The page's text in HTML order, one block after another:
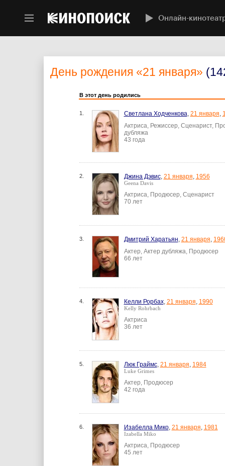
Онлайн-
День рождения «21 января»
В этот день родились
1. Светлана Ходченкова, 21 января,
Актриса, Режиссер, Сценарист,
дубляжа
43 года
2. Джина Дэвис, 21 января, 1956
Geena Davis
Актриса, Продюсер, Сценарист
70 лет
3. Дмитрий Харатьян, 21 января,
Актер, Актер дубляжа, Продюсер
66 лет
4. Келли Рорбах, 21 января, 1990
Kelly Rohrbach
Актриса
36 лет
5. Люк Граймс, 21 января, 1984
Luke Grimes
Актер, Продюсер
42 года
6. Изабелла Мико, 21 января, 1981
Izabella Miko
Актриса, Продюсер
45 лет